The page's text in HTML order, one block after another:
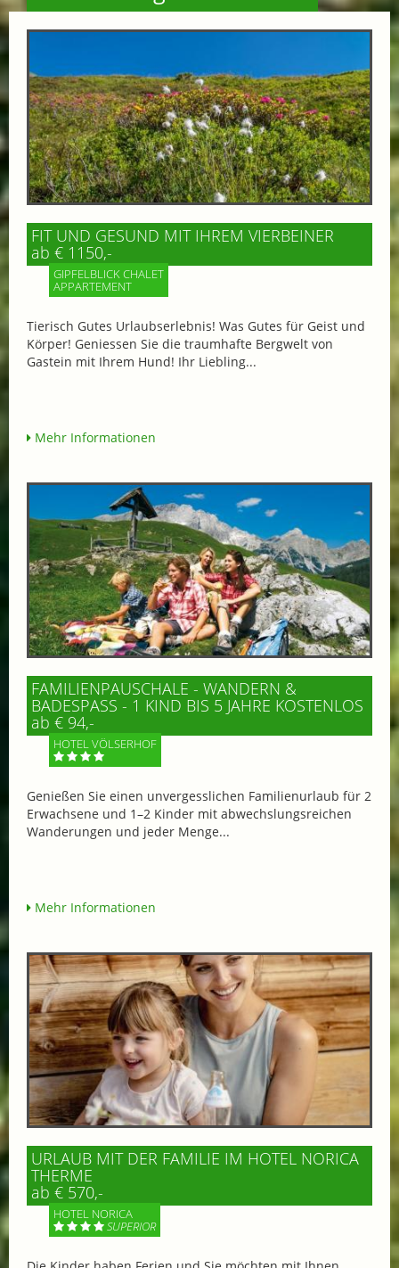
FIT UND GESUND MIT IHREM VIERBEINER
ab € 1150,-
GIPFELBLICK CHALET
APPARTEMENT
Tierisch Gutes Urlaubserlebnis! Was Gutes für Geist und
Körper! Geniessen Sie die traumhafte Bergwelt von
Gastein mit Ihrem Hund! Ihr Liebling...
Mehr Informationen
FAMILIENPAUSCHALE - WANDERN &
BADESPASS - 1 KIND BIS 5 JAHRE KOSTENLOS
ab € 94,-
HOTEL VÖLSERHOF
Genießen Sie einen unvergesslichen Familienurlaub für 2
Erwachsene und 1–2 Kinder mit abwechslungsreichen
Wanderungen und jeder Menge...
Mehr Informationen
URLAUB MIT DER FAMILIE IM HOTEL NORICA
THERME
ab € 570,-
HOTEL NORICA
SUPERIOR